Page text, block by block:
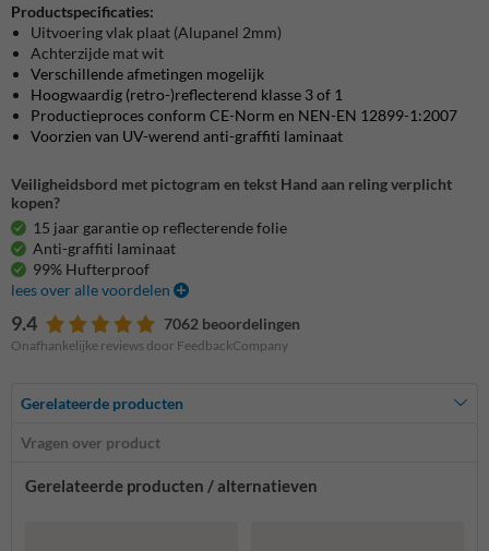
Productspecificaties:
Uitvoering vlak plaat (Alupanel 2mm)
Achterzijde mat wit
Verschillende afmetingen mogelijk
Hoogwaardig (retro-)reflecterend klasse 3 of 1
Productieproces conform CE-Norm en NEN-EN 12899-1:2007
Voorzien van UV-werend anti-graffiti laminaat
Veiligheidsbord met pictogram en tekst Hand aan reling verplicht
kopen?
15 jaar garantie op reflecterende folie
Anti-graffiti laminaat
99% Hufterproof
lees over alle voordelen
9.4 7062 beoordelingen
Onafhankelijke reviews door FeedbackCompany
Gerelateerde producten
Vragen over product
Gerelateerde producten / alternatieven